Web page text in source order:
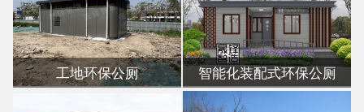
工地环保公厕 智能化装配式环保公厕